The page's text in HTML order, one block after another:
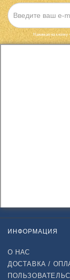
Нажимая на кнопку
ИНФОРМАЦИЯ
О НАС
ДОСТАВКА /